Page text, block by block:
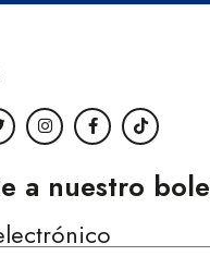
a nuestro